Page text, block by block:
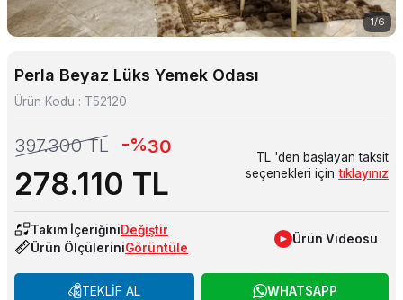
1/6
Perla Beyaz Lüks Yemek Odası
Ürün Kodu : T52120
397.300TL -%30
278.110 TL
TL 'den başlayan taksit
seçenekleri için tıklayınız
Takım İçeriğiniDeğiştir
Ürün ÖlçüleriniGörüntüle
Ürün Videosu
TEKLİF AL WHATSAPP